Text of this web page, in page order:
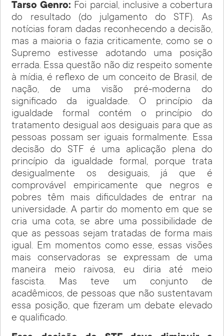
Tarso Genro: Foi parcial, inclusive a cobertura
do resultado (do julgamento do STF). As
notícias foram dadas reconhecendo a decisão,
mas a maioria o fazia criticamente, como se o
Supremo estivesse adotando uma posição
errada. Essa questão não diz respeito somente
à mídia, é reflexo de um conceito de Brasil, de
nação, de uma visão pré-moderna do
significado da igualdade. O princípio da
igualdade formal contém o princípio do
tratamento desigual aos desiguais para que as
pessoas possam ser iguais formalmente. Essa
decisão do STF é uma aplicação plena do
princípio da igualdade formal, porque trata
desigualmente os desiguais, já que é
comprovável empiricamente que negros e
pobres têm mais dificuldades de entrar na
universidade. A partir do momento em que se
cria uma cota, se abre uma possibilidade de
que as pessoas sejam tratadas de forma mais
igual. Em momentos como esse, essas visões
mais conservadoras se expressam de uma
maneira meio raivosa, eu diria até meio
fascista. Mas teve um conjunto de
acadêmicos, de pessoas que não sustentavam
essa posição, que fizeram um debate elevado
e qualificado.